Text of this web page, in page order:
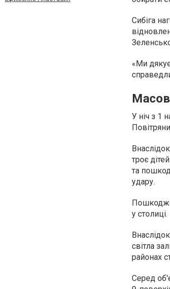
Сибіга
«Ми
У ніч з 1
троє
та
удару.
у столиці.
світла
районах
Серед